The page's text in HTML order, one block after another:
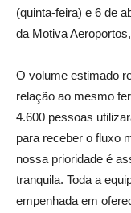
(quinta-feira) e 6 de
da Motiva
O volume estimado
relação ao mesmo
4.600 pessoas
para receber o fluxo
nossa prioridade é
tranquila. Toda a
empenhada em